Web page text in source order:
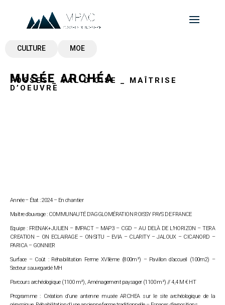
CULTURE MOE
MUSÉE ARCHÉA
FOSSES _ VAL D’OISE _ MAÎTRISE
D’OEUVRE
Année – État :2024 – En chantier
Maître d’ouvrage : COMMUNAUTÉ D’AGGLOMÉRATION ROISSY PAYS DE FRANCE
Equipe : FRENAK+JULIEN – IMPACT – MAP3 – CGD – AU DELÀ DE L’HORIZON – TERA
CREATION – ON ECLAIRAGE – ON-SITU – EVIA – CLARITY – JALOUX – CICANORD –
PARICA – GONNIER
Surface – Coût : Réhabilitation Ferme XVIIème (800m²) – Pavillon d’accueil (100m2) –
Secteur sauvegardé MH
Parcours archéologique (1100 m²), Aménagement paysager (1100 m²) //4,4 M € HT
Programme : Création d’une antenne musée ARCHEA sur le site archéologique de la